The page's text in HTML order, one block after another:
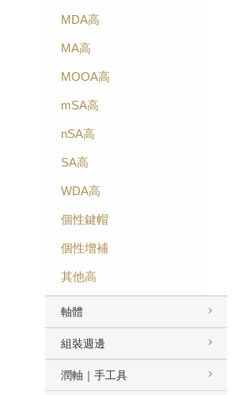
MDA高
MA高
MOOA高
mSA高
nSA高
SA高
WDA高
個性鍵帽
個性增補
其他高
軸體
組裝週邊
潤軸｜手工具
加購-夢境軸/5腳/段落/58g/無潤/10
$50
- +